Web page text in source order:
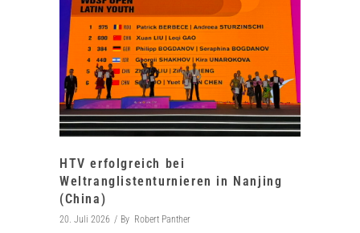
HTV erfolgreich bei
Weltranglistenturnieren in Nanjing
(China)
20. Juli 2026 By Robert Panther